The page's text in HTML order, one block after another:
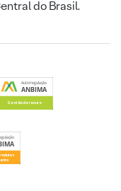
do Brasil.